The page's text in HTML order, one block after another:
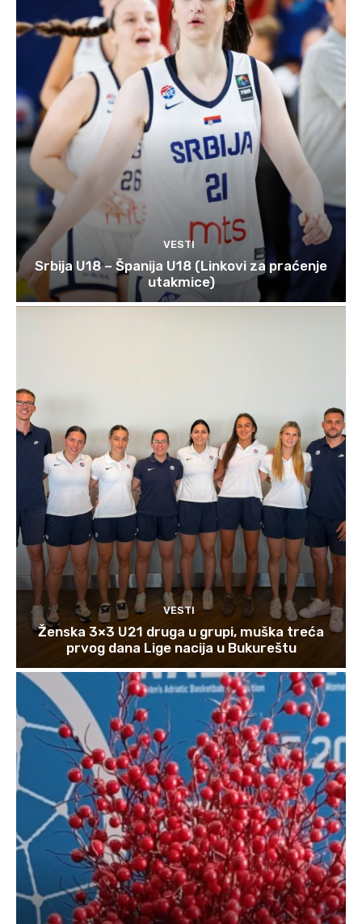
VESTI
Srbija U18 – Španija U18 (Linkovi za praćenje
utakmice)
VESTI
Ženska 3×3 U21 druga u grupi, muška treća
prvog dana Lige nacija u Bukureštu